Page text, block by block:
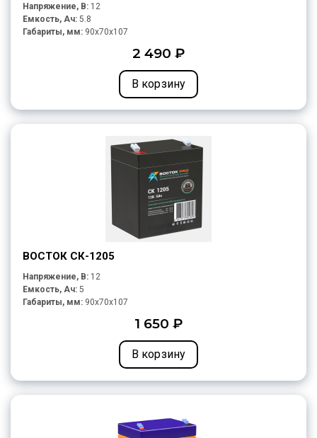
Напряжение, В: 12
Емкость, Ач: 5.8
Габариты, мм: 90x70x107
2 490 ₽
В корзину
ВОСТОК СК-1205
Напряжение, В: 12
Емкость, Ач: 5
Габариты, мм: 90x70x107
1 650 ₽
В корзину